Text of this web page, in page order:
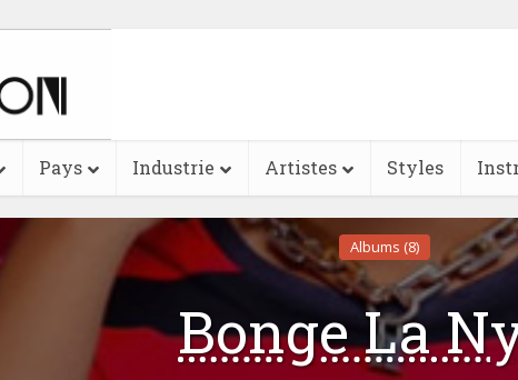
Pays Industrie Artistes Styles
Albums (8)
Bonge La